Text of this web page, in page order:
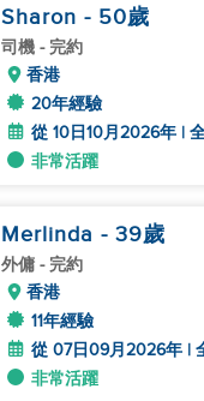
Sharon - 50歲
司機 - 完約
香港
20年經驗
從 10日10月2026年 |
非常活躍
Merlinda - 39歲
外傭 - 完約
香港
11年經驗
從 07日09月2026年 |
非常活躍